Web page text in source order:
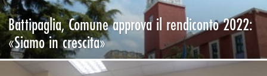
Battipaglia, Comune approva il rendiconto 2022:
«Siamo in crescita»